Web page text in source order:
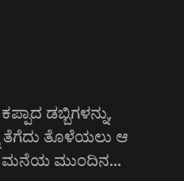
ಡಬ್ಬಿಗಳನ್ನು,
ತೆಗೆದು ತೊಳೆಯಲು ಆ
ಮನೆಯ ಮುಂದಿನ…